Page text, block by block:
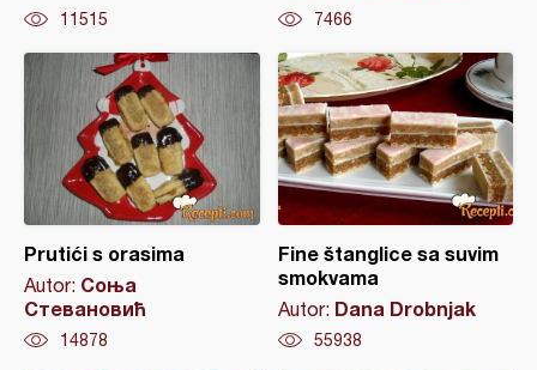
11515 7466
Prutići s orasima
Autor: Соња
Стевановић
14878
Fine štanglice sa suvim
smokvama
Autor: Dana Drobnjak
55938